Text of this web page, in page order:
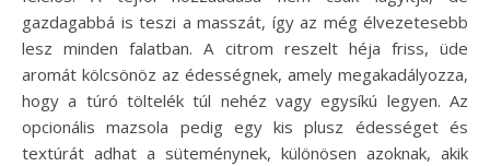
gazdagabbá is teszi a masszát, így az még élvezetesebb
lesz minden falatban. A citrom reszelt héja friss, üde
aromát kölcsönöz az édességnek, amely megakadályozza,
hogy a túró töltelék túl nehéz vagy egysíkú legyen. Az
opcionális mazsola pedig egy kis plusz édességet és
textúrát adhat a süteménynek, különösen azoknak, akik